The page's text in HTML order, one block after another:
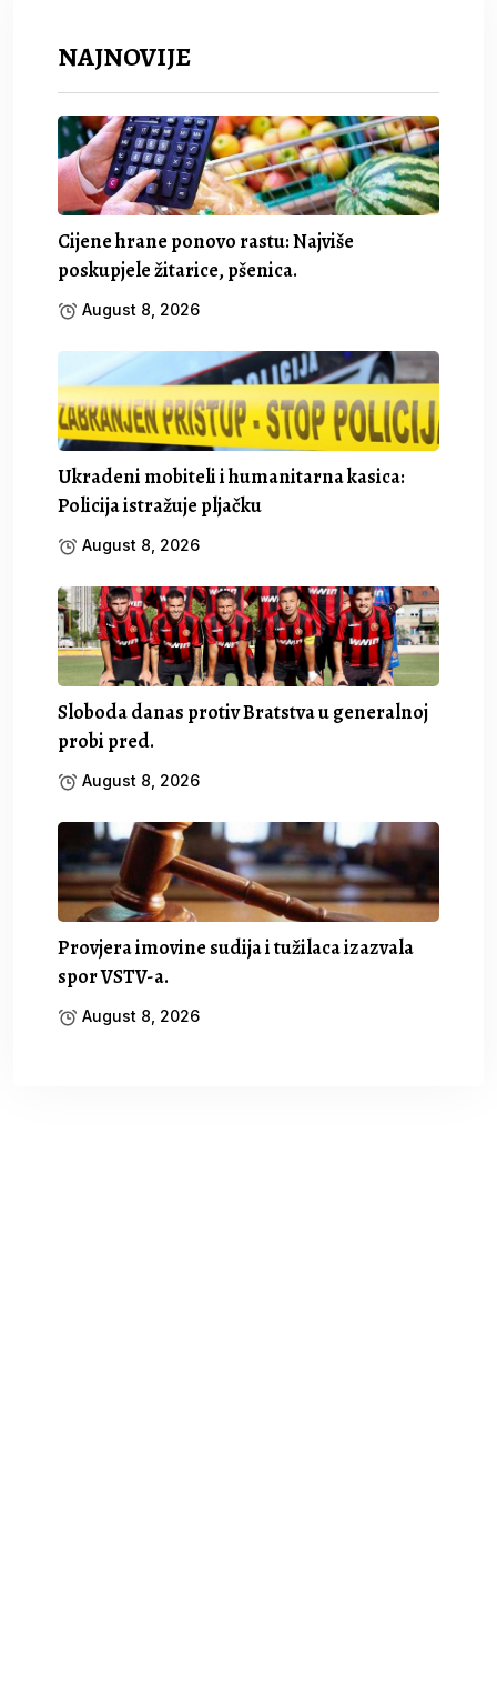
NAJNOVIJE
Cijene hrane ponovo rastu: Najviše
poskupjele žitarice, pšenica.
August 8, 2026
Ukradeni mobiteli i humanitarna kasica:
Policija istražuje pljačku
August 8, 2026
Sloboda danas protiv Bratstva u generalnoj
probi pred.
August 8, 2026
Provjera imovine sudija i tužilaca izazvala
spor VSTV-a.
August 8, 2026